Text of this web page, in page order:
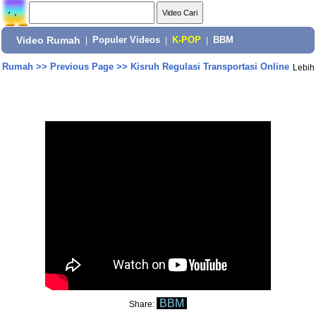
Video Rumah Populer Videos K-POP BBM
Rumah>> Previous Page>> Kisruh Regulasi Transportasi Online Lebih
Share: BBM